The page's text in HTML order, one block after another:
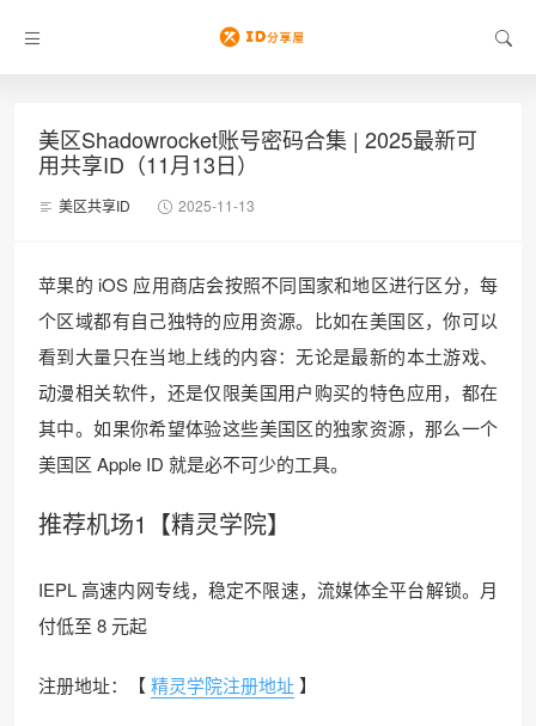
美区Shadowrocket账号密码合集 | 2025最新可
用共享ID（11月13日）
美区共享ID 2025-11-13
苹果的 iOS 应用商店会按照不同国家和地区进行区分，每
个区域都有自己独特的应用资源。比如在美国区，你可以
看到大量只在当地上线的内容：无论是最新的本土游戏、
动漫相关软件，还是仅限美国用户购买的特色应用，都在
其中。如果你希望体验这些美国区的独家资源，那么一个
美国区 Apple ID 就是必不可少的工具。
推荐机场1【精灵学院】
IEPL 高速内网专线，稳定不限速，流媒体全平台解锁。月
付低至 8 元起
注册地址：【精灵学院注册地址】